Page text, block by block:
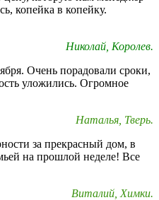
копейка в копейку.
Николай, Королев.
Очень порадовали сроки,
уложились. Огромное
Наталья, Тверь.
за прекрасный дом, в
на прошлой неделе! Все
Виталий, Химки.